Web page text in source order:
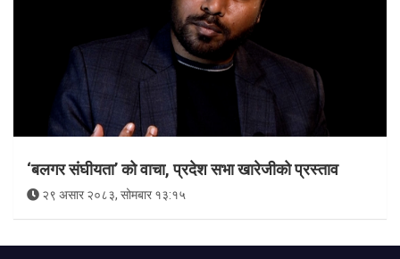
‘बलगर संघीयता’ को वाचा, प्रदेश सभा खारेजीको प्रस्ताव
२९ असार २०८३, सोमबार १३:१५